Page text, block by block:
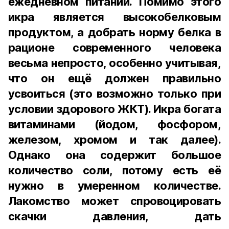
икра является высокобелковым
продуктом, а добрать норму белка в
рационе современного человека
весьма непросто, особенно учитывая,
что он ещё должен правильно
усвоиться (это возможно только при
условии здорового ЖКТ). Икра богата
витаминами (йодом, фосфором,
железом, хромом и так далее).
Однако она содержит большое
количество соли, потому есть её
нужно в умеренном количестве.
Лакомство может спровоцировать
скачки давления, дать